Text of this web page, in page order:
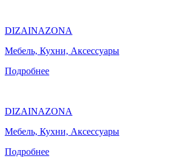
DIZAINAZONA
Мебель, Кухни, Аксессуары
Подробнее
DIZAINAZONA
Мебель, Кухни, Аксессуары
Подробнее